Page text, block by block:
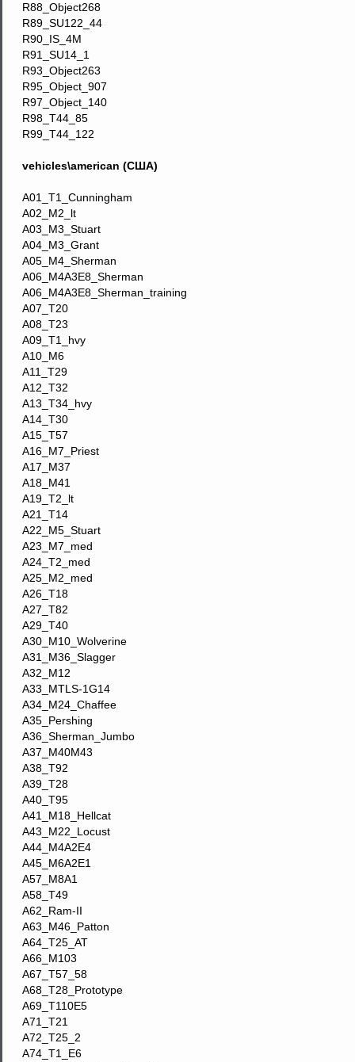
R88_Object268
R89_SU122_44
R90_IS_4M
R91_SU14_1
R93_Object263
R95_Object_907
R97_Object_140
R98_T44_85
R99_T44_122
vehicles\american (США)
A01_T1_Cunningham
A02_M2_lt
A03_M3_Stuart
A04_M3_Grant
A05_M4_Sherman
A06_M4A3E8_Sherman
A06_M4A3E8_Sherman_training
A07_T20
A08_T23
A09_T1_hvy
A10_M6
A11_T29
A12_T32
A13_T34_hvy
A14_T30
A15_T57
A16_M7_Priest
A17_M37
A18_M41
A19_T2_lt
A21_T14
A22_M5_Stuart
A23_M7_med
A24_T2_med
A25_M2_med
A26_T18
A27_T82
A29_T40
A30_M10_Wolverine
A31_M36_Slagger
A32_M12
A33_MTLS-1G14
A34_M24_Chaffee
A35_Pershing
A36_Sherman_Jumbo
A37_M40M43
A38_T92
A39_T28
A40_T95
A41_M18_Hellcat
A43_M22_Locust
A44_M4A2E4
A45_M6A2E1
A57_M8A1
A58_T49
A62_Ram-II
A63_M46_Patton
A64_T25_AT
A66_M103
A67_T57_58
A68_T28_Prototype
A69_T110E5
A71_T21
A72_T25_2
A74_T1_E6